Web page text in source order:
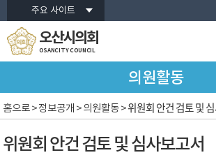
본문바로가기주요 사이트
오산시의회
OSANCITY COUNCIL
의원활동
위원회 안건 검토 및 심사보고서
홈으로> 정보공개 > 의원활동 >위원회 안건 검토 및